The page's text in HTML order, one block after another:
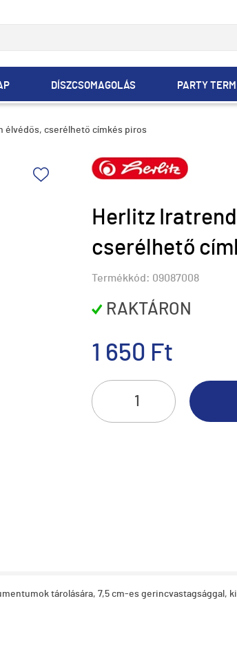
DÍSZCSOMAGOLÁS PARTY
élvédős, cserélhető címkés piros
Herlitz
cserélhető
Termékkód: 09087008
RAKTÁRON
1 650 Ft
tárolására, 7,5 cm-es gerincvastagsággal,